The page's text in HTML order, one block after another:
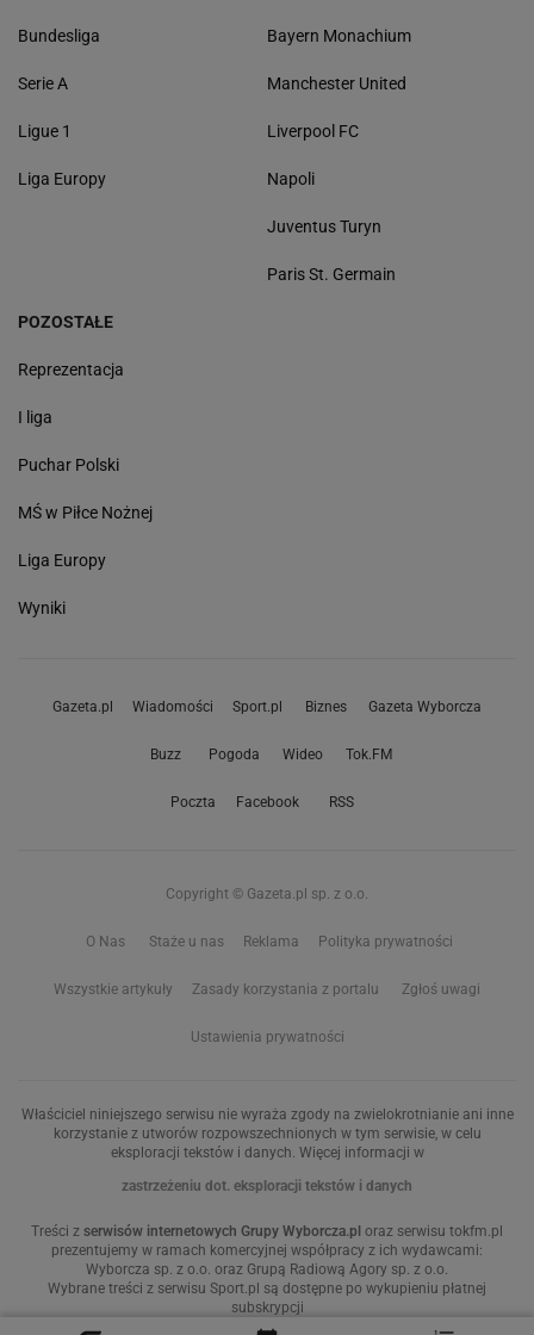
Bundesliga
Serie A
Ligue 1
Liga Europy
Bayern Monachium
Manchester United
Liverpool FC
Napoli
Juventus Turyn
Paris St. Germain
POZOSTAŁE
Reprezentacja
I liga
Puchar Polski
MŚ w Piłce Nożnej
Liga Europy
Wyniki
Gazeta.pl Wiadomości Sport.pl Biznes Gazeta Wyborcza
Buzz Pogoda Wideo Tok.FM
Poczta Facebook RSS
Copyright © Gazeta.pl sp. z o.o.
O Nas Staże u nas Reklama Polityka prywatności
Wszystkie artykuły Zasady korzystania z portalu Zgłoś uwagi
Ustawienia prywatności
Właściciel niniejszego serwisu nie wyraża zgody na zwielokrotnianie ani inne
korzystanie z utworów rozpowszechnionych w tym serwisie, w celu
eksploracji tekstów i danych. Więcej informacji w
zastrzeżeniu dot. eksploracji tekstów i danych
Treści z serwisów internetowych Grupy Wyborcza.pl oraz serwisu tokfm.pl
prezentujemy w ramach komercyjnej współpracy z ich wydawcami:
Wyborcza sp. z o.o. oraz Grupą Radiową Agory sp. z o.o.
Wybrane treści z serwisu Sport.pl są dostępne po wykupieniu płatnej
subskrypcji